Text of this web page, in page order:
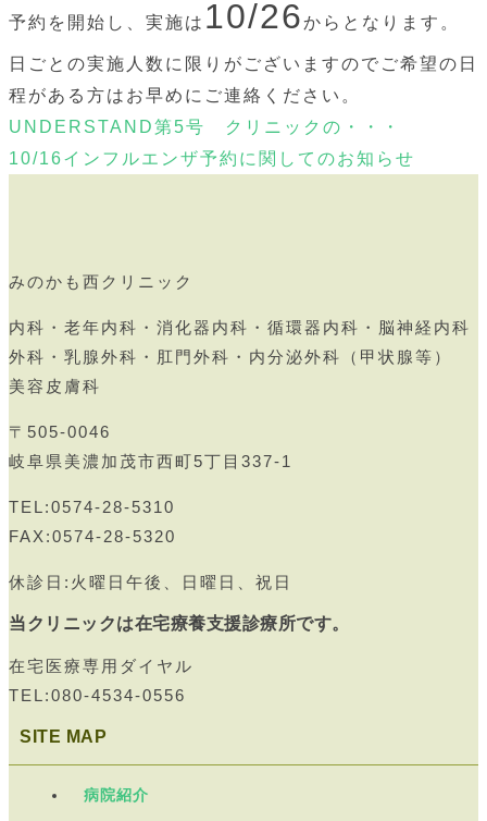
予約を開始し、実施は 10/26からとなります。
日ごとの実施人数に限りがございますのでご希望の日
程がある方はお早めにご連絡ください。
UNDERSTAND第5号 クリニックの・・・
10/16インフルエンザ予約に関してのお知らせ
みのかも西クリニック
内科・老年内科・消化器内科・循環器内科・脳神経内科
外科・乳腺外科・肛門外科・内分泌外科（甲状腺等）
美容皮膚科
〒505-0046
岐阜県美濃加茂市西町5丁目337-1
TEL:0574-28-5310
FAX:0574-28-5320
休診日:火曜日午後、日曜日、祝日
当クリニックは在宅療養支援診療所です。
在宅医療専用ダイヤル
TEL:080-4534-0556
SITE MAP
病院紹介